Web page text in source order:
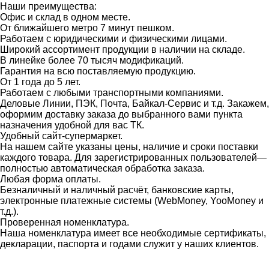
Наши преимущества:
Офис и склад в одном месте.
От ближайшего метро 7 минут пешком.
Работаем с юридическими и физическими лицами.
Широкий ассортимент продукции в наличии на складе.
В линейке более 70 тысяч модификаций.
Гарантия на всю поставляемую продукцию.
От 1 года до 5 лет.
Работаем с любыми транспортными компаниями.
Деловые Линии, ПЭК, Почта, Байкал-Сервис и т.д. Закажем,
оформим доставку заказа до выбранного вами пункта
назначения удобной для вас ТК.
Удобный сайт-супермаркет.
На нашем сайте указаны цены, наличие и сроки поставки
каждого товара. Для зарегистрированных пользователей—
полностью автоматическая обработка заказа.
Любая форма оплаты.
Безналичный и наличный расчёт, банковские карты,
электронные платежные системы (WebMoney, YooMoney и
т.д.).
Проверенная номенклатура.
Наша номенклатура имеет все необходимые сертификаты,
декларации, паспорта и годами служит у наших клиентов.